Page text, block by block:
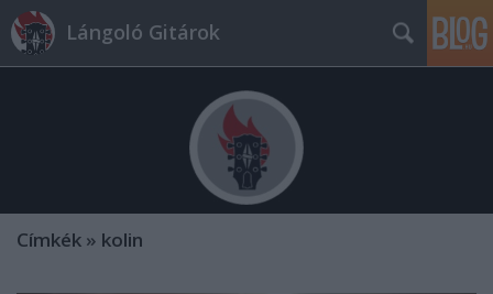
Lángoló Gitárok
Címkék » kolin